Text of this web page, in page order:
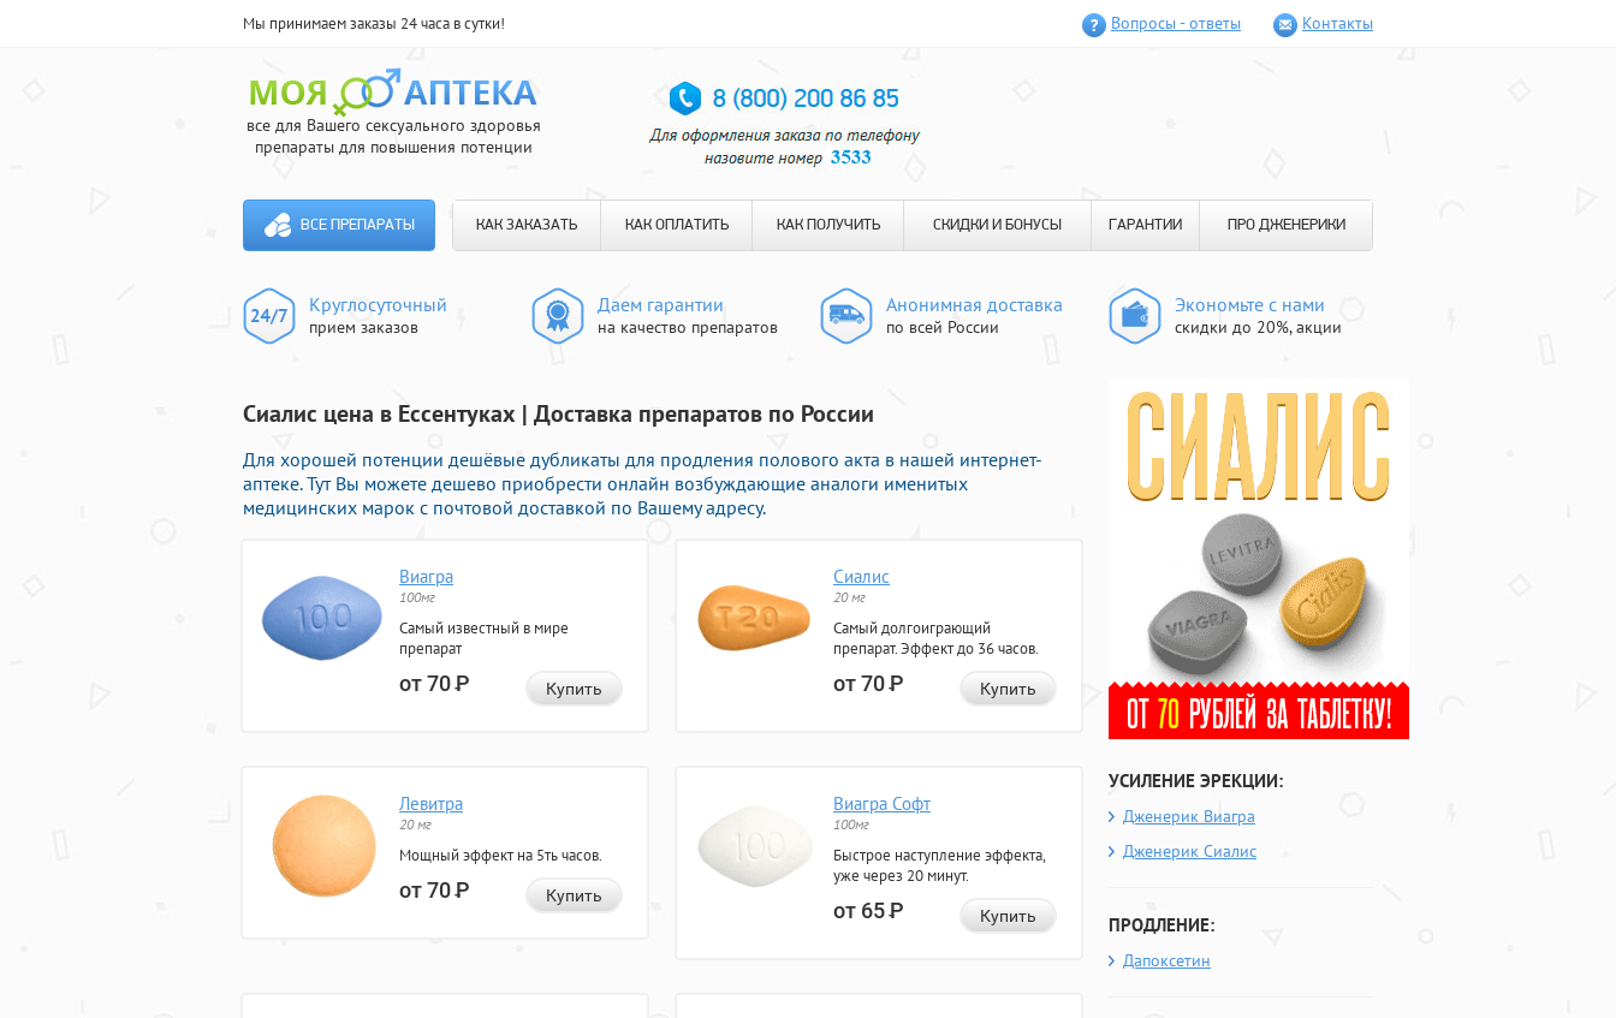
Мы принимаем заказы 24 часа в сутки! Вопросы - ответы Контакты
все для Вашего сексуального здоровья
препараты для повышения потенции
ВСЕ ПРЕПАРАТЫ КАК ЗАКАЗАТЬ КАК ОПЛАТИТЬ КАК ПОЛУЧИТЬ СКИДКИ И БОНУСЫ ГАРАНТИИ ПРО ДЖЕНЕРИКИ
Круглосуточный
прием заказов
Даем гарантии
на качество препаратов
Анонимная доставка
по всей России
Экономьте с нами
скидки до 20%, акции
Сиалис цена в Ессентуках | Доставка препаратов по России
Для хорошей потенции дешёвые дубликаты для продления полового акта в нашей интернет-
аптеке. Тут Вы можете дешево приобрести онлайн возбуждающие аналоги именитых
медицинских марок с почтовой доставкой по Вашему адресу.
Виагра
100мг
Самый известный в мире
препарат
от 70Р Купить
Сиалис
20 мг
Самый долгоиграющий
препарат. Эффект до 36 часов.
от 70Р Купить
Левитра
20 мг
Мощный эффект на 5ть часов.
от 70Р Купить
Виагра Софт
100мг
Быстрое наступление эффекта,
уже через 20 минут.
от 65Р Купить
УСИЛЕНИЕ ЭРЕКЦИИ:
Дженерик Виагра
Дженерик Сиалис
ПРОДЛЕНИЕ:
Дапоксетин